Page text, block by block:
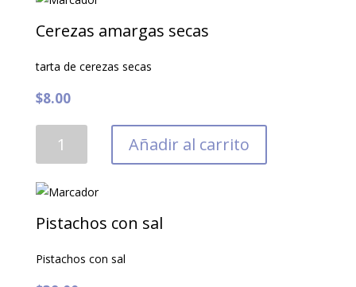
Cerezas amargas secas
tarta de cerezas secas
$8.00
amargas
cantidad
Añadir al carrito
Pistachos con sal
Pistachos con sal